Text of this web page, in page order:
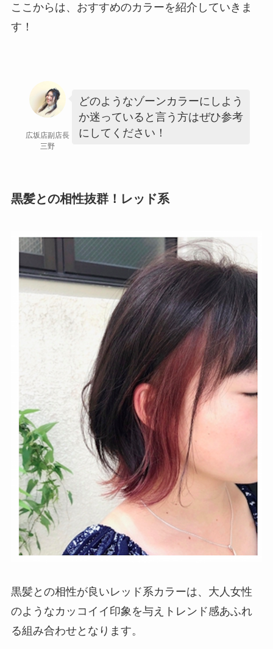
ここからは、おすすめのカラーを紹介していきま
す！
広坂店副店長
三野
どのようなゾーンカラーにしよう
か迷っていると言う方はぜひ参考
にしてください！
黒髪との相性抜群！レッド系
黒髪との相性が良いレッド系カラーは、大人女性
のようなカッコイイ印象を与えトレンド感あふれ
る組み合わせとなります。